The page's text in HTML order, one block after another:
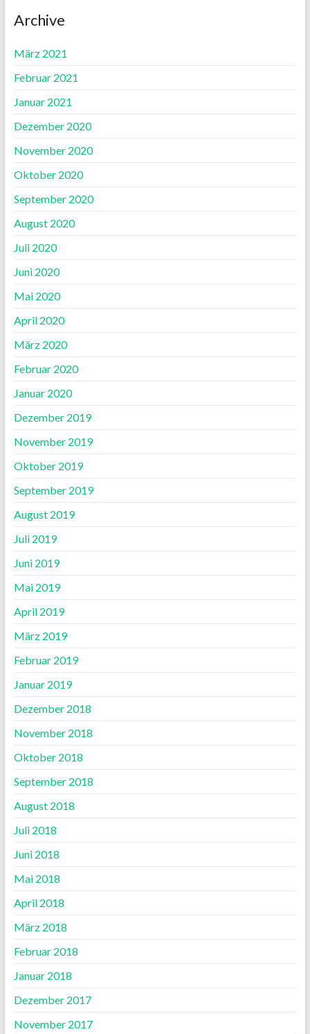
Archive
März 2021
Februar 2021
Januar 2021
Dezember 2020
November 2020
Oktober 2020
September 2020
August 2020
Juli 2020
Juni 2020
Mai 2020
April 2020
März 2020
Februar 2020
Januar 2020
Dezember 2019
November 2019
Oktober 2019
September 2019
August 2019
Juli 2019
Juni 2019
Mai 2019
April 2019
März 2019
Februar 2019
Januar 2019
Dezember 2018
November 2018
Oktober 2018
September 2018
August 2018
Juli 2018
Juni 2018
Mai 2018
April 2018
März 2018
Februar 2018
Januar 2018
Dezember 2017
November 2017